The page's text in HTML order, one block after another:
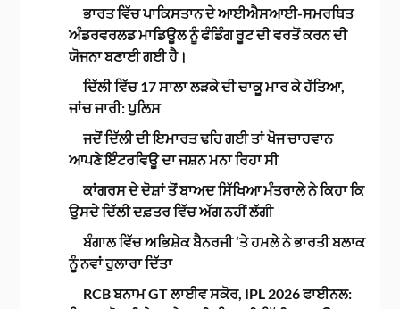
ਭਾਰਤ ਵਿੱਚ ਪਾਕਿਸਤਾਨ ਦੇ ਆਈਐਸਆਈ-ਸਮਰਥਿਤ
ਅੰਡਰਵਰਲਡ ਮਾਡਿਊਲ ਨੂੰ ਫੰਡਿੰਗ ਰੂਟ ਦੀ ਵਰਤੋਂ ਕਰਨ ਦੀ
ਯੋਜਨਾ ਬਣਾਈ ਗਈ ਹੈ।
ਦਿੱਲੀ ਵਿੱਚ 17 ਸਾਲਾ ਲੜਕੇ ਦੀ ਚਾਕੂ ਮਾਰ ਕੇ ਹੱਤਿਆ,
ਜਾਂਚ ਜਾਰੀ: ਪੁਲਿਸ
ਜਦੋਂ ਦਿੱਲੀ ਦੀ ਇਮਾਰਤ ਢਹਿ ਗਈ ਤਾਂ ਖੋਜ ਚਾਹਵਾਨ
ਆਪਣੇ ਇੰਟਰਵਿਊ ਦਾ ਜਸ਼ਨ ਮਨਾ ਰਿਹਾ ਸੀ
ਕਾਂਗਰਸ ਦੇ ਦੋਸ਼ਾਂ ਤੋਂ ਬਾਅਦ ਸਿੱਖਿਆ ਮੰਤਰਾਲੇ ਨੇ ਕਿਹਾ ਕਿ
ਉਸਦੇ ਦਿੱਲੀ ਦਫ਼ਤਰ ਵਿੱਚ ਅੱਗ ਨਹੀਂ ਲੱਗੀ
ਬੰਗਾਲ ਵਿੱਚ ਅਭਿਸ਼ੇਕ ਬੈਨਰਜੀ ‘ਤੇ ਹਮਲੇ ਨੇ ਭਾਰਤੀ ਬਲਾਕ
ਨੂੰ ਨਵਾਂ ਹੁਲਾਰਾ ਦਿੱਤਾ
RCB ਬਨਾਮ GT ਲਾਈਵ ਸਕੋਰ, IPL 2026 ਫਾਈਨਲ: